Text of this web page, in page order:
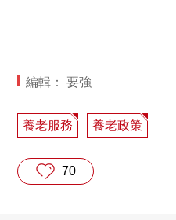
編輯： 要強
養老服務 養老政策
70